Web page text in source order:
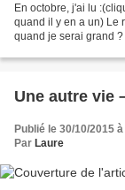
En octobre, j'ai lu
quand il y en a un) Le
quand je serai grand ?
Une autre vie
Publié le 30/10/2015
Par Laure